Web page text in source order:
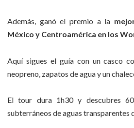
Además, ganó el premio a la
México y Centroamérica en los
Aquí sigues el guía con un casco
neopreno, zapatos de agua y un
El tour dura 1h30 y descubres
subterráneos de aguas transparentes